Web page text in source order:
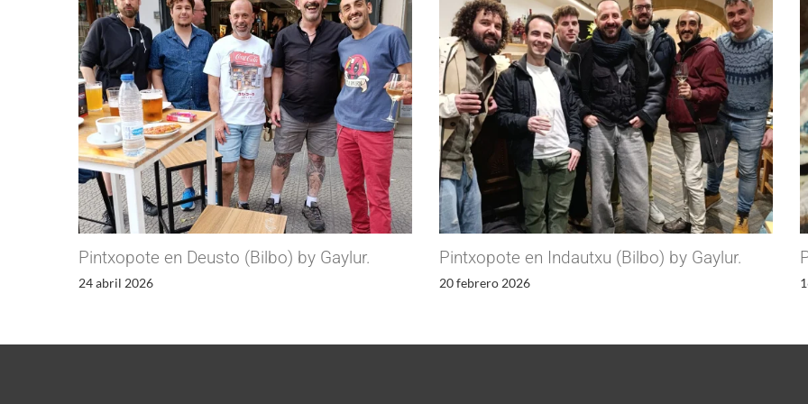
Pintxopote en Deusto (Bilbo) by Gaylur.
24 abril 2026
Pintxopote en Indautxu (Bilbo) by Gaylur.
20 febrero 2026